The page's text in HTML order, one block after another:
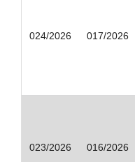
024/2026 017/2026
023/2026 016/2026